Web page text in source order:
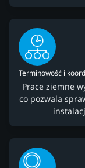
Terminowość i
Prace ziemne
co pozwala